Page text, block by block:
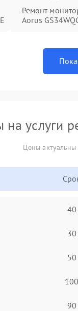
Ремонт
Aorus
на услуги
Цены